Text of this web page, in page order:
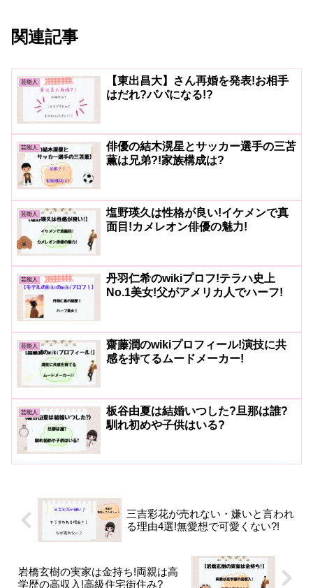
関連記事
芸能人
【東出昌大】さん再婚を発表!お相手
はだれ?パパになる!?
芸能人
俳優の結木滉星とサッカー選手の三苫
薫は兄弟?!家族構成は?
芸能人
塩野瑛久は性格が良い!イケメンで真
面目!カメレオン俳優の魅力!
芸能人
丹羽仁希のwikiプロフ!テラハ史上
No.1美女!父がアメリカ人でハーフ!
芸能人
齋藤潤のwikiプロフィール!演技に共
感を持てるムードメーカー!
芸能人
板谷由夏は結婚いつした?旦那は誰?
馴れ初めや子供はいる?
三吉彩花が売れない・嫌いと言われ
る理由4選!無愛想で可愛くない?!
岩橋玄樹の実家は金持ち!両親は高
学歴の高収入!高級住宅街住み?